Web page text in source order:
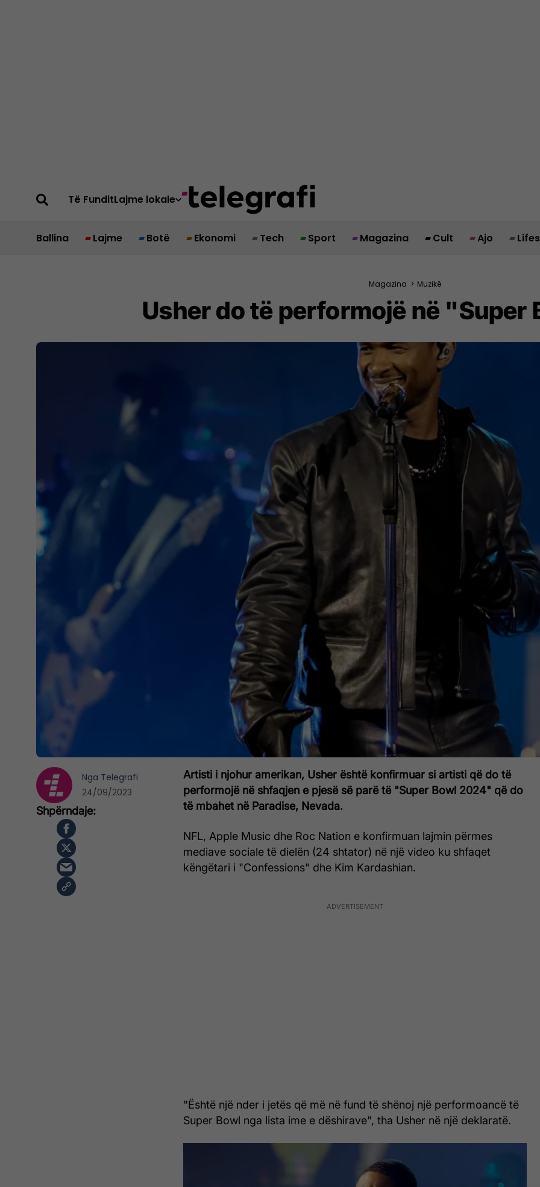
Të FunditLajme lokale
Ballina Lajme Botë Ekonomi Tech Sport Magazina Cult Ajo
Magazina > Muzikë
Usher do të performojë në "Super
Artisti i njohur amerikan, Usher është konfirmuar si artisti që do të
performojë në shfaqjen e pjesë së parë të "Super Bowl 2024" që do
të mbahet në Paradise, Nevada.
NFL, Apple Music dhe Roc Nation e konfirmuan lajmin përmes
mediave sociale të dielën (24 shtator) në një video ku shfaqet
këngëtari i "Confessions" dhe Kim Kardashian.
"Është një nder i jetës që më në fund të shënoj një performoancë të
Super Bowl nga lista ime e dëshirave", tha Usher në një deklaratë.
Nga Telegrafi
24/09/2023